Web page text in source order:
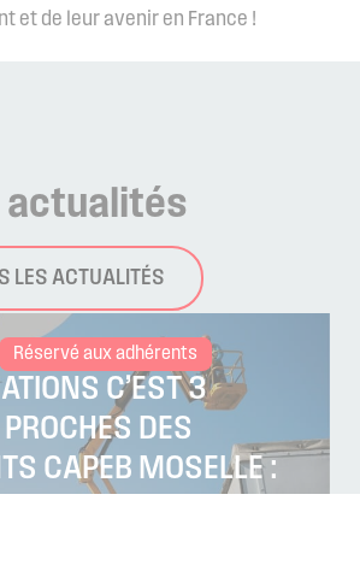
et de leur avenir en France !
actualités
LES ACTUALITÉS
Réservé aux adhérents
C’EST 3
DES
CAPEB MOSELLE :